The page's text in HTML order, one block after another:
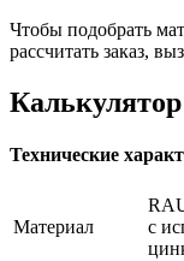
Чтобы подобрать
рассчитать заказ,
Технические
Материал
с